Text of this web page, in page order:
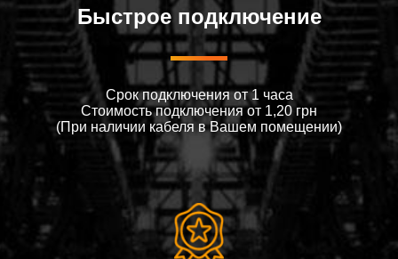
Быстрое подключение
Срок подключения от 1 часа
Стоимость подключения от 1,20 грн
(При наличии кабеля в Вашем помещении)